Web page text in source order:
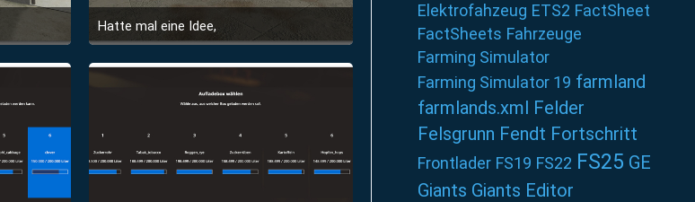
Hatte mal eine Idee,
6. Juni 2020 um 20:27
Elektrofahzeug ETS2 FactSheet
FactSheets Fahrzeuge
Farming Simulator
Farming Simulator 19 farmland
farmlands.xml Felder
Felsgrunn Fendt Fortschritt
Frontlader FS19 FS22 FS25 GE
Giants Giants Editor